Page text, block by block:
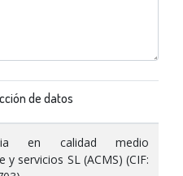
de datos
en calidad medio
y servicios SL (ACMS) (CIF: